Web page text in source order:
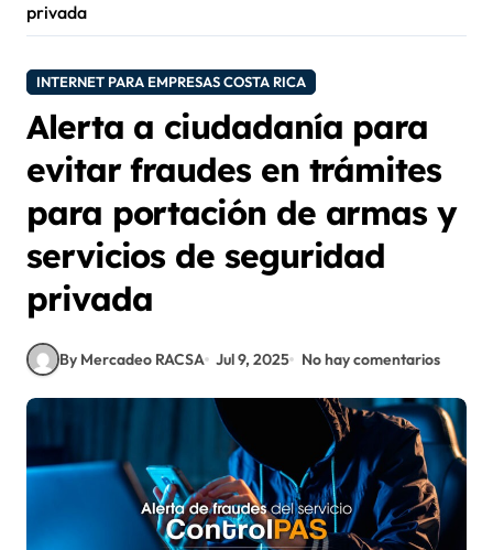
privada
INTERNET PARA EMPRESAS COSTA RICA
Alerta a ciudadanía para
evitar fraudes en trámites
para portación de armas y
servicios de seguridad
privada
By Mercadeo RACSA Jul 9, 2025 No hay comentarios